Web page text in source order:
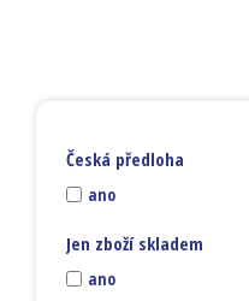
Česká předloha
ano
Jen zboží skladem
ano